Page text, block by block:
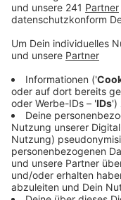
auf Radio
Anfang November
Caritas Eifel in
Sprechers scheint
worden zu sein,
unbrauchbar